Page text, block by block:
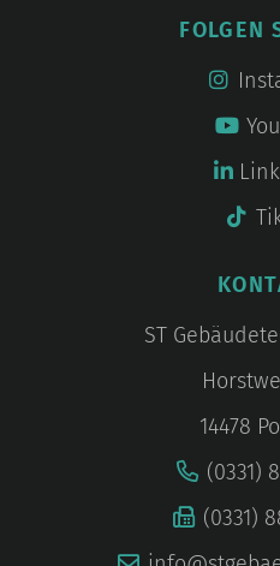
FOLGEN
ST
14478
(0331)
(0331)